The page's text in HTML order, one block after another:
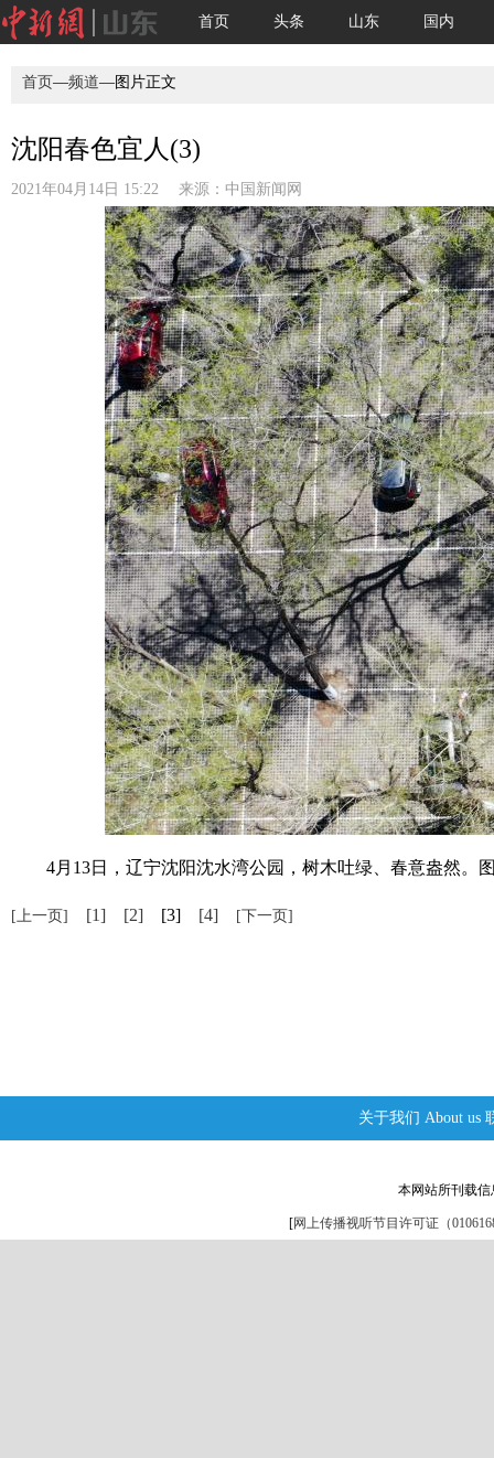
首页 头条 山东 国内
首页—频道—图片正文
沈阳春色宜人(3)
2021年04月14日 15:22 来源： 中国新闻网
4月13日，辽宁沈阳沈水湾公园，树木吐绿、春意盎然。
[上一页] [1] [2] [3] [4] [下一页]
关于我们 About us
本网站所刊载
[网上传播视听节目许可证（